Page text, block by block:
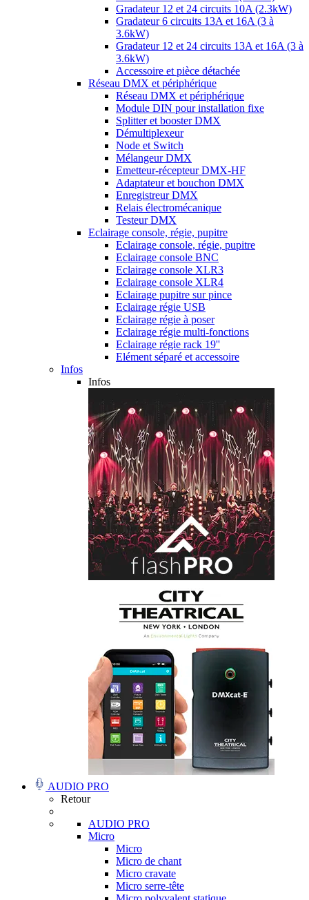
Gradateur 12 et 24 circuits 10A (2.3kW)
Gradateur 6 circuits 13A et 16A (3 à
3.6kW)
Gradateur 12 et 24 circuits 13A et 16A (3 à
3.6kW)
Accessoire et pièce détachée
Réseau DMX et périphérique
Réseau DMX et périphérique
Module DIN pour installation fixe
Splitter et booster DMX
Démultiplexeur
Node et Switch
Mélangeur DMX
Emetteur-récepteur DMX-HF
Adaptateur et bouchon DMX
Enregistreur DMX
Relais électromécanique
Testeur DMX
Eclairage console, régie, pupitre
Eclairage console, régie, pupitre
Eclairage console BNC
Eclairage console XLR3
Eclairage console XLR4
Eclairage pupitre sur pince
Eclairage régie USB
Eclairage régie à poser
Eclairage régie multi-fonctions
Eclairage régie rack 19''
Elément séparé et accessoire
Infos
Infos
AUDIO PRO
Retour
AUDIO PRO
Micro
Micro
Micro de chant
Micro cravate
Micro serre-tête